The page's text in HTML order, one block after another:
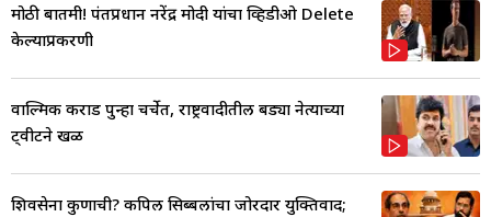
मोठी बातमी! पंतप्रधान नरेंद्र मोदी यांचा व्हिडीओ Delete
केल्याप्रकरणी
वाल्मिक कराड पुन्हा चर्चेत, राष्ट्रवादीतील बड्या नेत्याच्या
ट्वीटने खळ
शिवसेना कुणाची? कपिल सिब्बलांचा जोरदार युक्तिवाद;